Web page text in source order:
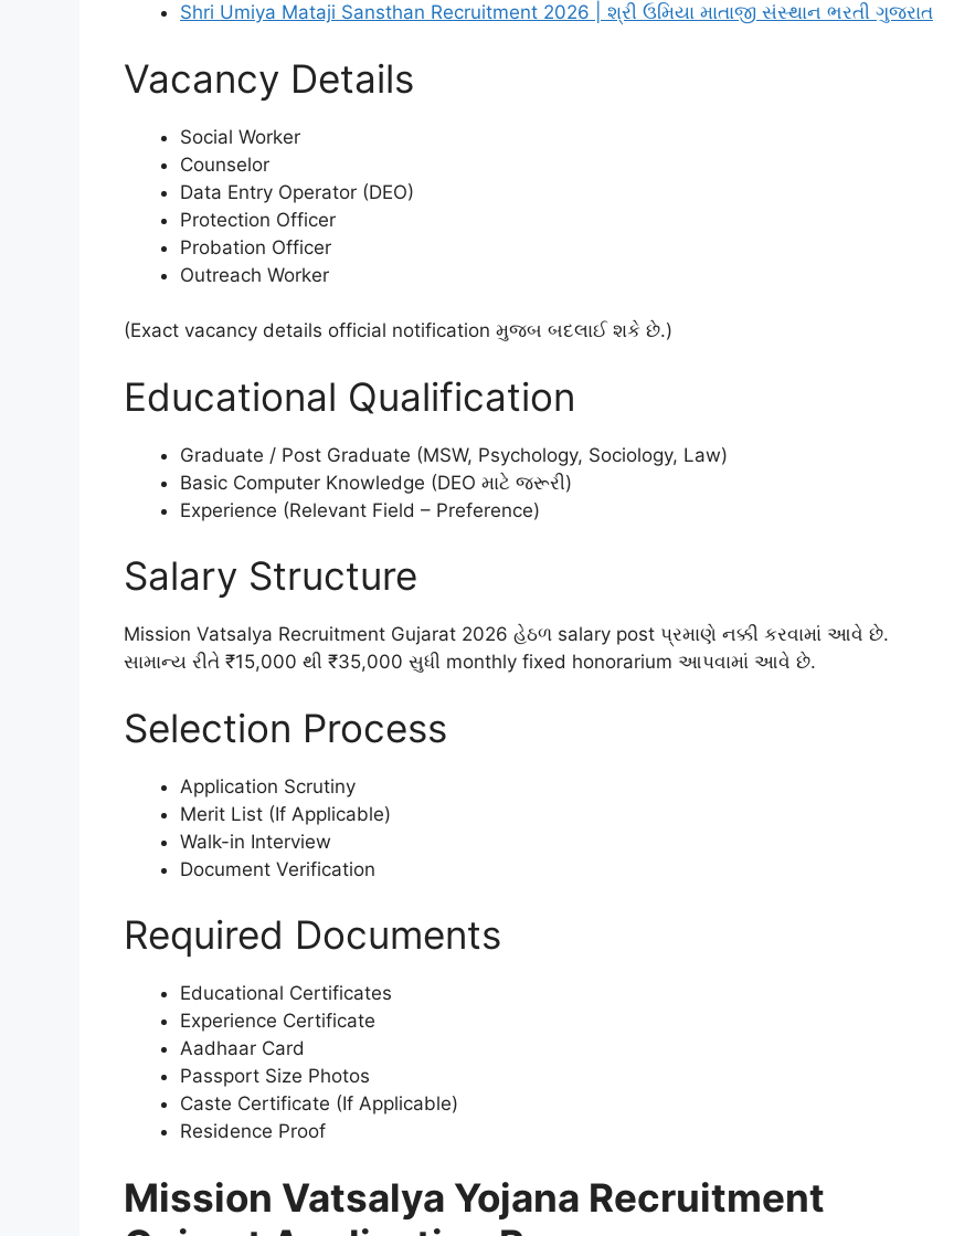
Shri Umiya Mataji Sansthan Recruitment 2026 | શ્રી ઉમિયા માતાજી સંસ્થાન ભરતી ગુજરાત
Vacancy Details
Social Worker
Counselor
Data Entry Operator (DEO)
Protection Officer
Probation Officer
Outreach Worker
(Exact vacancy details official notification મુજબ બદલાઈ શકે છે.)
Educational Qualification
Graduate / Post Graduate (MSW, Psychology, Sociology, Law)
Basic Computer Knowledge (DEO માટે જરૂરી)
Experience (Relevant Field – Preference)
Salary Structure
Mission Vatsalya Recruitment Gujarat 2026 હેઠળ salary post પ્રમાણે નક્કી કરવામાં આવે છે.
સામાન્ય રીતે ₹15,000 થી ₹35,000 સુધી monthly fixed honorarium આપવામાં આવે છે.
Selection Process
Application Scrutiny
Merit List (If Applicable)
Walk-in Interview
Document Verification
Required Documents
Educational Certificates
Experience Certificate
Aadhaar Card
Passport Size Photos
Caste Certificate (If Applicable)
Residence Proof
Mission Vatsalya Yojana Recruitment